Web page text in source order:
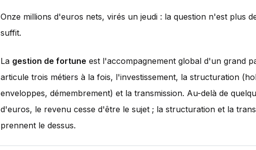
Onze millions d'euros nets, virés un jeudi : la question n'est plus
suffit.
La gestion de fortune est l'accompagnement global d'un grand
articule trois métiers à la fois, l'investissement, la structuration
enveloppes, démembrement) et la transmission. Au-delà de
d'euros, le revenu cesse d'être le sujet ; la structuration et la
prennent le dessus.